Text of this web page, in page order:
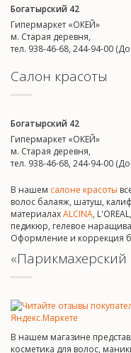
Богатырский 42
Гипермаркет «ОКЕЙ»
м. Старая деревня,
тел. 938-46-68, 244-94-00
Салон красоты
Богатырский 42
Гипермаркет «ОКЕЙ»
м. Старая деревня,
тел. 938-46-68, 244-94-00
В нашем салоне красоты
волос балаяж, шатуш,
материалахALCINA,
педикюр, гелевое
Оформление и коррекция
«Парикмахерский
В нашем магазине
косметика для волос,